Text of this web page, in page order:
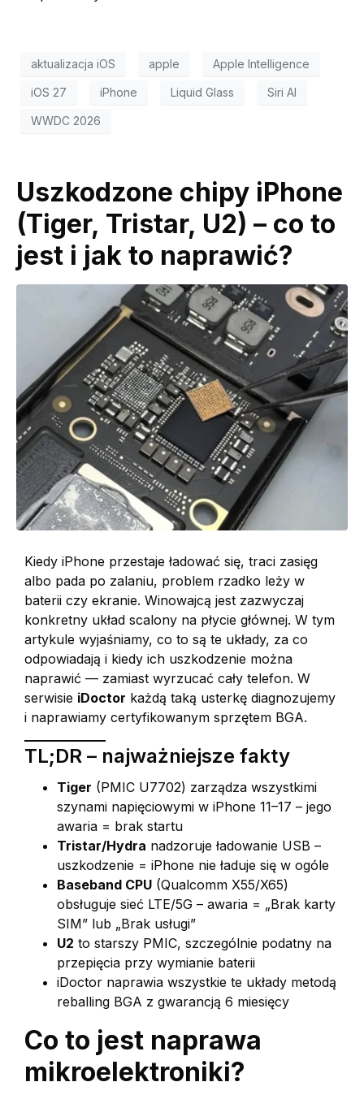
aktualizacja iOS apple Apple Intelligence
iOS 27 iPhone Liquid Glass Siri AI
WWDC 2026
Uszkodzone chipy iPhone
(Tiger, Tristar, U2) – co to
jest i jak to naprawić?
Kiedy iPhone przestaje ładować się, traci zasięg
albo pada po zalaniu, problem rzadko leży w
baterii czy ekranie. Winowajcą jest zazwyczaj
konkretny układ scalony na płycie głównej. W tym
artykule wyjaśniamy, co to są te układy, za co
odpowiadają i kiedy ich uszkodzenie można
naprawić — zamiast wyrzucać cały telefon. W
serwisie iDoctor każdą taką usterkę diagnozujemy
i naprawiamy certyfikowanym sprzętem BGA.
TL;DR – najważniejsze fakty
Tiger (PMIC U7702) zarządza wszystkimi
szynami napięciowymi w iPhone 11–17 – jego
awaria = brak startu
Tristar/Hydra nadzoruje ładowanie USB –
uszkodzenie = iPhone nie ładuje się w ogóle
Baseband CPU (Qualcomm X55/X65)
obsługuje sieć LTE/5G – awaria = „Brak karty
SIM” lub „Brak usługi”
U2 to starszy PMIC, szczególnie podatny na
przepięcia przy wymianie baterii
iDoctor naprawia wszystkie te układy metodą
reballing BGA z gwarancją 6 miesięcy
Co to jest naprawa
mikroelektroniki?